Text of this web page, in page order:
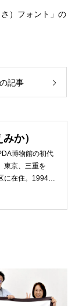
）フォント」の
記事
か）
博物館の初代
東京、三重を
に在住。1994年
っけに、フリ
了哲学塾の第
神保町」の世
」のオンライン